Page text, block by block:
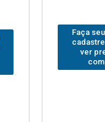
Faça
ver